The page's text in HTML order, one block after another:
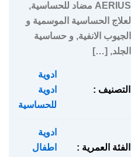
AERIUS مضاد للحساسية,
لعلاج الحساسية الموسمية و
الجيوب الانفية, و حساسية
الجلد, […]
التصنيف :
ادوية
ادوية
للحساسية
الفئة العمرية :
ادوية
اطفال